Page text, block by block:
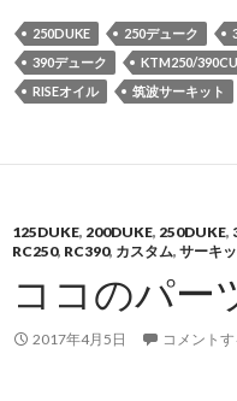
250DUKE 250デューク
390デューク
KTM250/
RISEオイル
筑波サーキット
125DUKE, 200DUKE, 250DUKE,
RC250, RC390, カスタム, サーキ
ココのパー
2017年4月5日 コメントす